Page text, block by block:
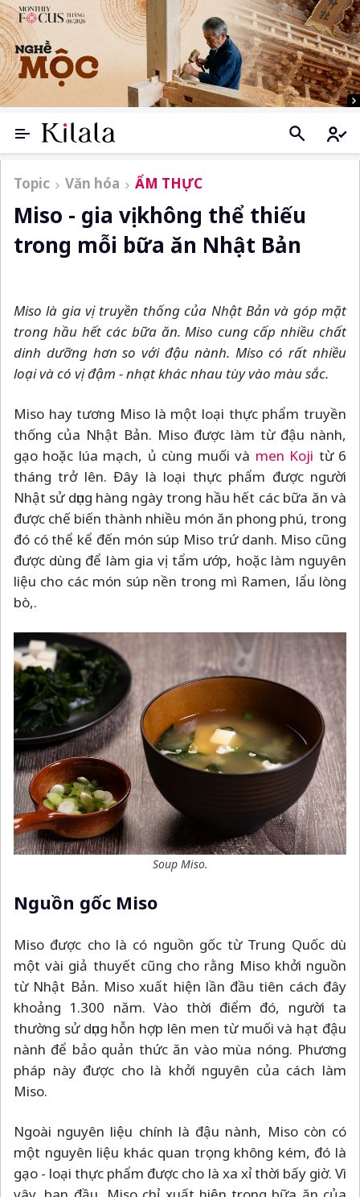
Topic Văn hóa ẨM THỰC
Miso - gia vị không thể thiếu
trong mỗi bữa ăn Nhật Bản
Miso là gia vị truyền thống của Nhật Bản và góp mặt
trong hầu hết các bữa ăn. Miso cung cấp nhiều chất
dinh dưỡng hơn so với đậu nành. Miso có rất nhiều
loại và có vị đậm - nhạt khác nhau tùy vào màu sắc.
Miso hay tương Miso là một loại thực phẩm truyền
thống của Nhật Bản. Miso được làm từ đậu nành,
gạo hoặc lúa mạch, ủ cùng muối và men Koji từ 6
tháng trở lên. Đây là loại thực phẩm được người
Nhật sử dụng hàng ngày trong hầu hết các bữa ăn và
được chế biến thành nhiều món ăn phong phú, trong
đó có thể kể đến món súp Miso trứ danh. Miso cũng
được dùng để làm gia vị tẩm ướp, hoặc làm nguyên
liệu cho các món súp nền trong mì Ramen, lẩu lòng
bò,.
Soup Miso.
Nguồn gốc Miso
Miso được cho là có nguồn gốc từ Trung Quốc dù
một vài giả thuyết cũng cho rằng Miso khởi nguồn
từ Nhật Bản. Miso xuất hiện lần đầu tiên cách đây
khoảng 1.300 năm. Vào thời điểm đó, người ta
thường sử dụng hỗn hợp lên men từ muối và hạt đậu
nành để bảo quản thức ăn vào mùa nóng. Phương
pháp này được cho là khởi nguyên của cách làm
Miso.
Ngoài nguyên liệu chính là đậu nành, Miso còn có
một nguyên liệu khác quan trọng không kém, đó là
gạo - loại thực phẩm được cho là xa xỉ thời bấy giờ. Vì